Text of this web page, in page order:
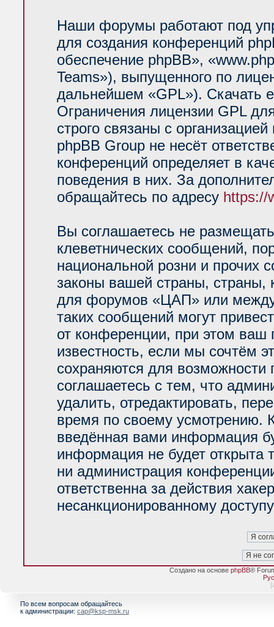
Наши форумы работают под
для создания конференций
обеспечение phpBB»,
Teams»), выпущенного по
дальнейшем «GPL»). Скачать
Ограничения лицензии GPL
строго связаны с
phpBB Group не несёт
конференций определяет в
поведения в них. За
обращайтесь по адресу https://
Вы соглашаетесь не
клеветнических сообщений,
национальной розни и прочих
законы вашей страны, страны,
для форумов «ЦАП» или
таких сообщений могут
от конференции, при этом ваш
известность, если мы сочтём
сохраняются для возможности
соглашаетесь с тем, что
удалить, отредактировать,
время по своему усмотрению.
введённая вами информация
информация не будет открыта
ни администрация
ответственна за действия
несанкционированному
Создано на основе phpBB®
[
По всем вопросам обращайтесь
к администрации: cap@ksp-msk.ru